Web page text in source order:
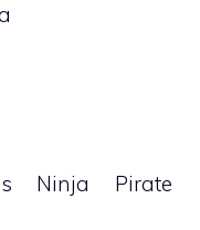
Ninja Pirate